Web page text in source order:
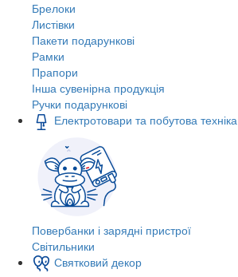
Брелоки
Листівки
Пакети подарункові
Рамки
Прапори
Інша сувенірна продукція
Ручки подарункові
Електротовари та побутова техніка
Повербанки і зарядні пристрої
Світильники
Святковий декор